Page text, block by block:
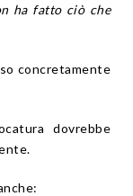
ha fatto ciò che
concretamente
dovrebbe